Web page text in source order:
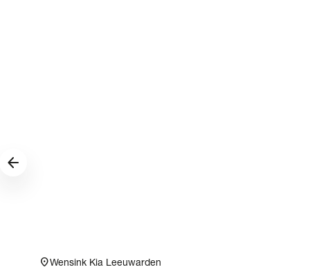
location_onWensink Kia Leeuwarden
arrow_forward